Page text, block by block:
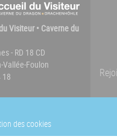
Visiteur • Caverne du
- RD 18 CD
Vallée-Foulon
18
des cookies